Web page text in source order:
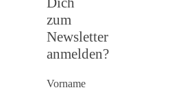
zum
Newsletter
anmelden?
Vorname